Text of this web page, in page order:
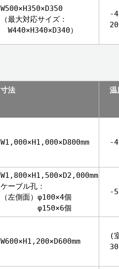
W500×H350×D350
（最大対応サイズ：
W440×H340×D340）
-
寸法 温
W1,000×H1,000×D800mm -
W1,800×H1,500×D2,000mm
ケーブル孔：
（左側面）φ100×4個
φ150×6個
-
W600×H1,200×D600mm
(